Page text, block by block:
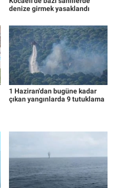
denize girmek yasaklandı
1 Haziran'dan bugüne kadar
çıkan yangınlarda 9 tutuklama